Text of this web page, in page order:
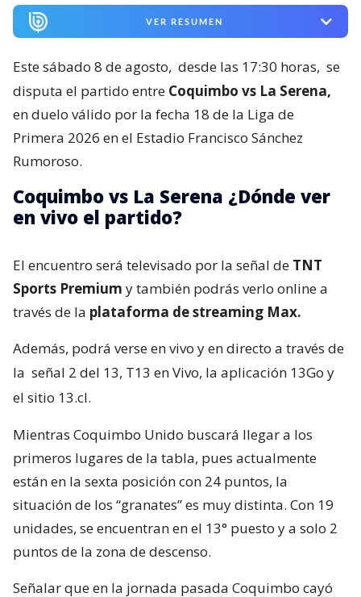
VER RESUMEN
Este sábado 8 de agosto, desde las 17:30 horas, se
disputa el partido entre Coquimbo vs La Serena,
en duelo válido por la fecha 18 de la Liga de
Primera 2026 en el Estadio Francisco Sánchez
Rumoroso.
Coquimbo vs La Serena ¿Dónde ver
en vivo el partido?
El encuentro será televisado por la señal de TNT
Sports Premium y también podrás verlo online a
través de la plataforma de streaming Max.
Además, podrá verse en vivo y en directo a través de
la señal 2 del 13, T13 en Vivo, la aplicación 13Go y
el sitio 13.cl.
Mientras Coquimbo Unido buscará llegar a los
primeros lugares de la tabla, pues actualmente
están en la sexta posición con 24 puntos, la
situación de los “granates” es muy distinta. Con 19
unidades, se encuentran en el 13° puesto y a solo 2
puntos de la zona de descenso.
Señalar que en la jornada pasada Coquimbo cayó